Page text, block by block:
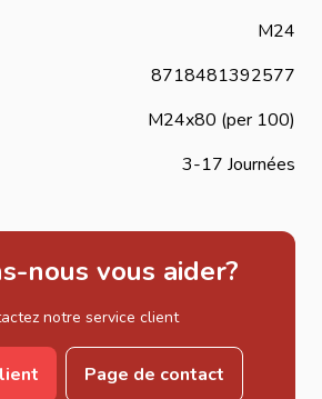
M24
8718481392577
M24x80 (per 100)
3-17 Journées
nous vous aider?
notre service client
Page de contact